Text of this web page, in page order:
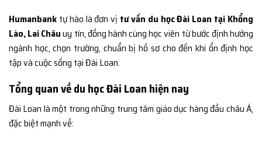
Humanbank tự hào là đơn vị tư vấn du học Đài Loan tại Khổng
Lào, Lai Châuuy tín, đồng hành cùng học viên từ bước định hướng
ngành học, chọn trường, chuẩn bị hồ sơ cho đến khi ổn định học
tập và cuộc sống tại Đài Loan.
Tổng quan về du học Đài Loan hiện nay
Đài Loan là một trong những trung tâm giáo dục hàng đầu châu Á,
đặc biệt mạnh về: